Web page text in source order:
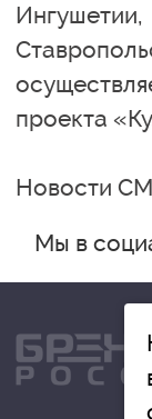
Ингушетии,
проекта
Новости
Мы в